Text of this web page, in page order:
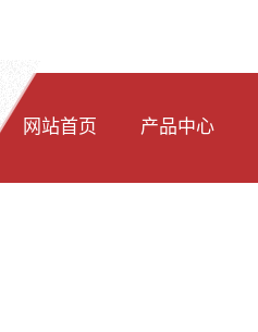
网站首页 产品中心